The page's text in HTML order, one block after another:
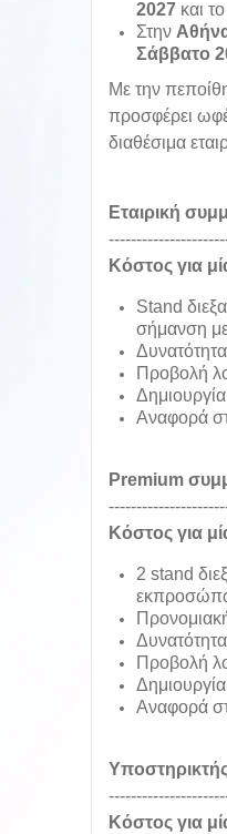
2027 και το
Στην
Σάββατο
Με την
προσφέρει
διαθέσιμα
Εταιρική
Κόστος για
Stand
σήμανση με
Δ
Π ροβολή
Δ
Αναφορά
Premium
Κόστος για
2 stand
Π ρ
Δ
Π ροβολή
Δ
Αναφορά
Υποστηρικτής
Κόστος για